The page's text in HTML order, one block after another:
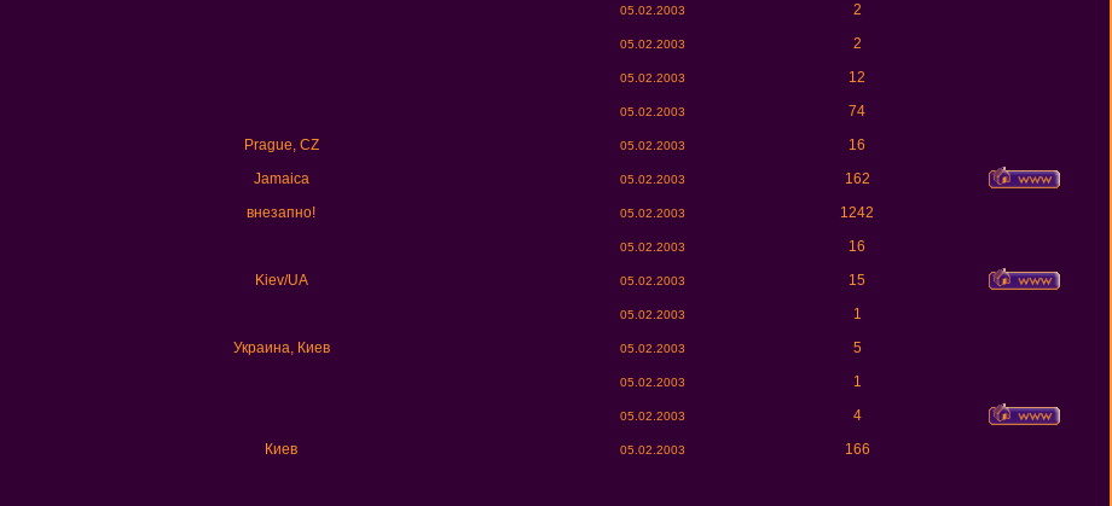
05.02.2003
2
05.02.2003
2
05.02.2003
12
05.02.2003
74
Prague, CZ 05.02.2003
16
Jamaica 05.02.2003
162
внезапно! 05.02.2003
1242
05.02.2003
16
Kiev/UA 05.02.2003
15
05.02.2003
1
Украина, Киев 05.02.2003
5
05.02.2003
1
05.02.2003
4
Киев 05.02.2003 166